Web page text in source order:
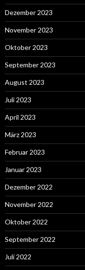
Dezember 2023
November 2023
Oktober 2023
September 2023
August 2023
Juli 2023
April 2023
März 2023
Februar 2023
Januar 2023
Dezember 2022
November 2022
Oktober 2022
September 2022
Juli 2022